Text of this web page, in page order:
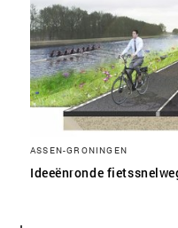
ASSEN-GRONINGEN
Ideeënronde